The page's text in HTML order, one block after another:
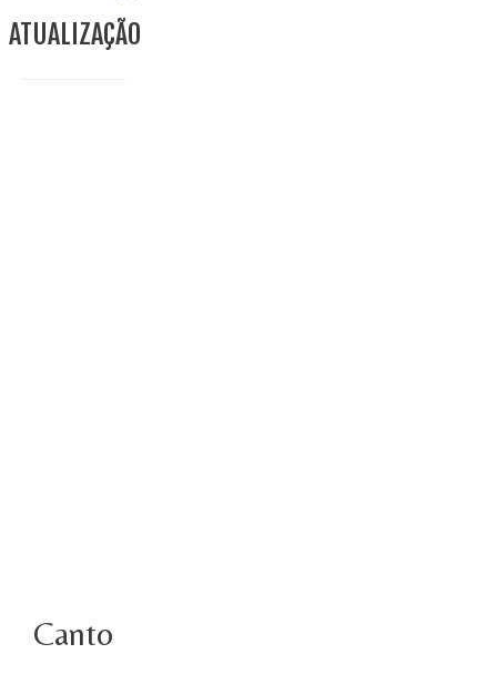
ATUALIZAÇÃO
Canto